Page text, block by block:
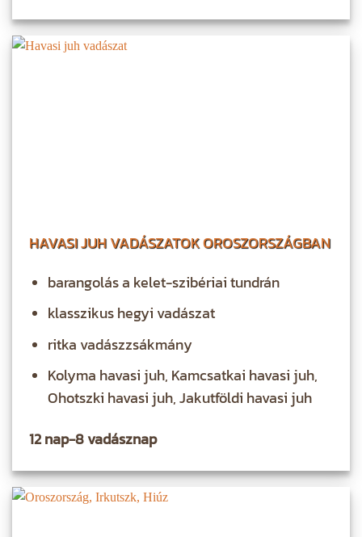
HAVASI JUH VADÁSZATOK OROSZORSZÁGBAN
barangolás a kelet-szibériai tundrán
klasszikus hegyi vadászat
ritka vadászzsákmány
Kolyma havasi juh, Kamcsatkai havasi juh,
Ohotszki havasi juh, Jakutföldi havasi juh
12 nap-8 vadásznap